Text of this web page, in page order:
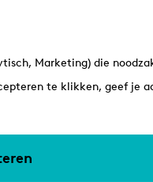
Marketing) die
te klikken, geef je